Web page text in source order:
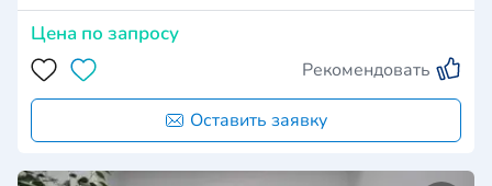
Цена по запросу
Рекомендовать
Оставить заявку